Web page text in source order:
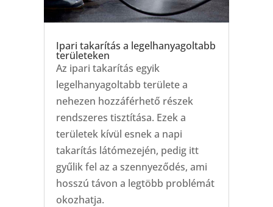
Ipari takarítás a legelhanyagoltabb
területeken
Az ipari takarítás egyik
legelhanyagoltabb területe a
nehezen hozzáférhető részek
rendszeres tisztítása. Ezek a
területek kívül esnek a napi
takarítás látómezején, pedig itt
gyűlik fel az a szennyeződés, ami
hosszú távon a legtöbb problémát
okozhatja.